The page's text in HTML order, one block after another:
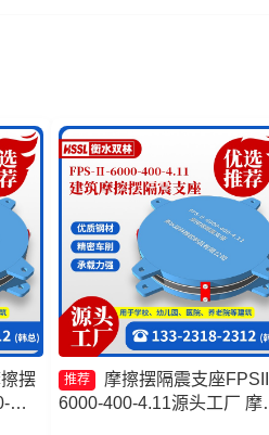
摆
推荐
摩擦摆隔震支座
6000-400-4.11源头工厂 摩